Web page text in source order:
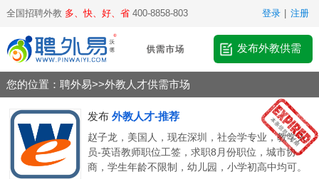
全国招聘外教 多、快、好、省400-8858-803 登录 注册
发布外教供需
您的位置： 聘外易>>外教人才供需市场
发布 外教人才-推荐
赵子龙，美国人，现在深圳，社会学专业，教学人
员-英语教师职位工签，求职8月份职位，城市协
商，学生年龄不限制，幼儿园，小学初高中均可。